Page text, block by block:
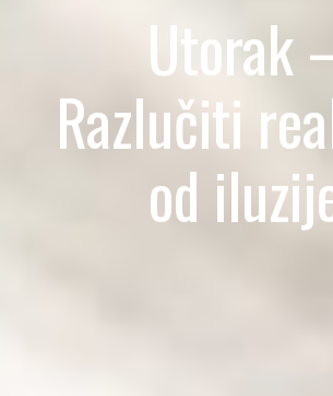
Utorak
Razlučiti
od